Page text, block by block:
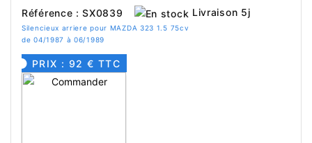
Référence : SX0839 Livraison 5j
Silencieux arriere pour MAZDA 323 1.5 75cv
de 04/1987 à 06/1989
PRIX : 92 € TTC